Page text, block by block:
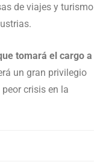
de viajes y turismo
tomará el cargo a
un gran privilegio
crisis en la